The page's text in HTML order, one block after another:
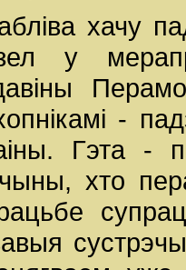
хачу
у
-
Гэта -
хто